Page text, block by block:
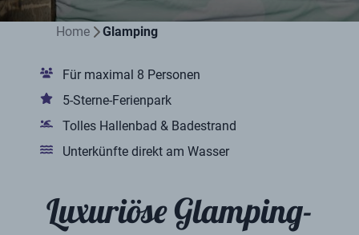
Home Glamping
Für maximal 8 Personen
5-Sterne-Ferienpark
Tolles Hallenbad & Badestrand
Unterkünfte direkt am Wasser
Luxuriöse Glamping-